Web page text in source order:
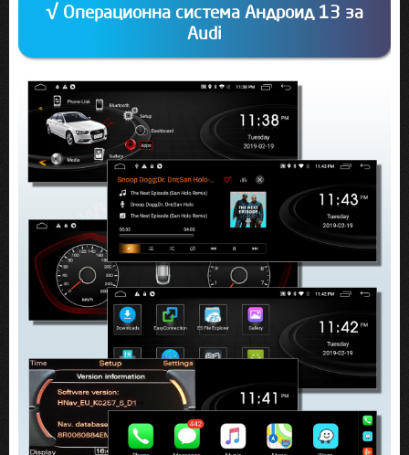
√ Операционна система Андроид 13 за
Audi